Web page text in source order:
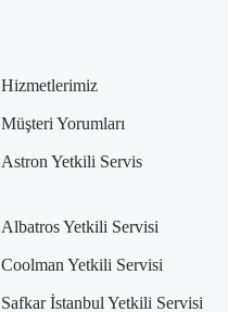
Hizmetlerimiz
Müşteri Yorumları
Astron Yetkili Servis
Albatros Yetkili Servisi
Coolman Yetkili Servisi
Safkar İstanbul Yetkili Servisi